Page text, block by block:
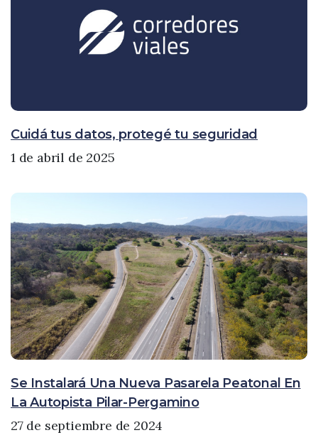
Cuidá tus datos, protegé tu seguridad
1 de abril de 2025
Se Instalará Una Nueva Pasarela Peatonal En
La Autopista Pilar-Pergamino
27 de septiembre de 2024